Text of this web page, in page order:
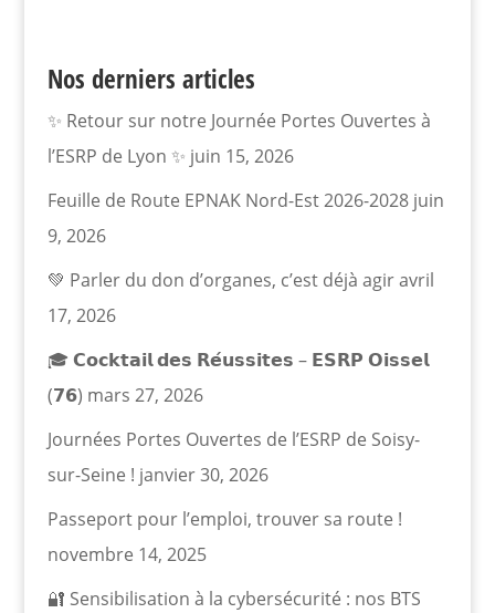
Nos derniers articles
✨ Retour sur notre Journée Portes Ouvertes à
l’ESRP de Lyon ✨ juin 15, 2026
Feuille de Route EPNAK Nord-Est 2026-2028 juin
9, 2026
💚 Parler du don d’organes, c’est déjà agir avril
17, 2026
🎓 𝗖𝗼𝗰𝗸𝘁𝗮𝗶𝗹 𝗱𝗲𝘀 𝗥𝗲́𝘂𝘀𝘀𝗶𝘁𝗲𝘀 – 𝗘𝗦𝗥𝗣 𝗢𝗶𝘀𝘀𝗲𝗹
(𝟳𝟲) mars 27, 2026
Journées Portes Ouvertes de l’ESRP de Soisy-
sur-Seine ! janvier 30, 2026
Passeport pour l’emploi, trouver sa route !
novembre 14, 2025
🔐 Sensibilisation à la cybersécurité : nos BTS